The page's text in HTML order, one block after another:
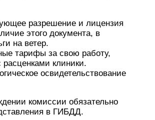
разрешение и лицензия
этого документа, в
на ветер.
тарифы за свою работу,
клиники.
освидетельствование
комиссии обязательно
в ГИБДД.